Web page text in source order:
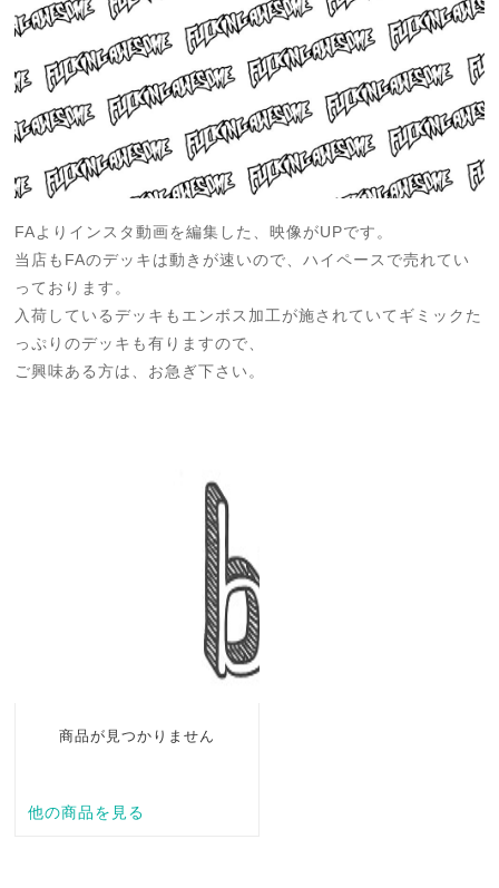
FAよりインスタ動画を編集した、映像がUPです。
当店もFAのデッキは動きが速いので、ハイペースで売れてい
っております。
入荷しているデッキもエンボス加工が施されていてギミックた
っぷりのデッキも有りますので、
ご興味ある方は、お急ぎ下さい。